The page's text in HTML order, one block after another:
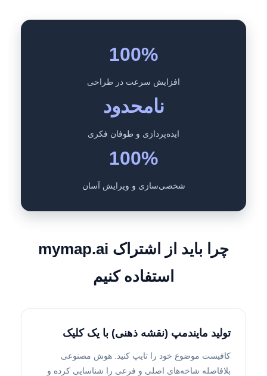
100%
افزایش سرعت در طراحی
نامحدود
ایده‌پردازی و طوفان فکری
100%
شخصی‌سازی و ویرایش آسان
چرا باید از اشتراک mymap.ai
استفاده کنیم
تولید مایندمپ (نقشه ذهنی) با یک کلیک
کافیست موضوع خود را تایپ کنید. هوش مصنوعی
بلافاصله شاخه‌های اصلی و فرعی را شناسایی کرده و